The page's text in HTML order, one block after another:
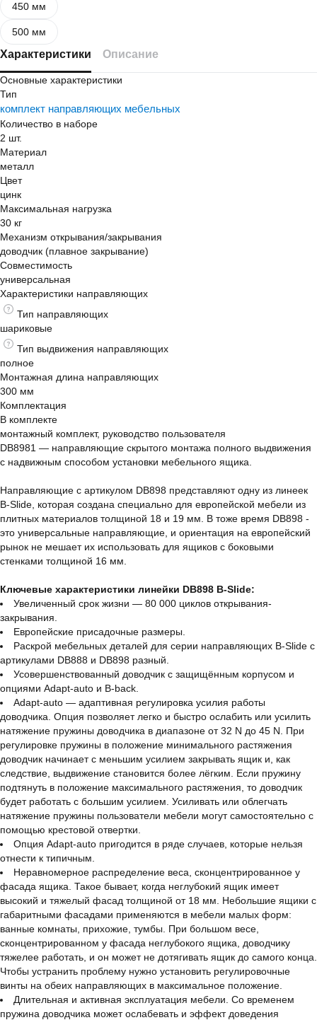
450 мм
500 мм
Характеристики Описание
Основные характеристики
Тип
комплект направляющих мебельных
Количество в наборе
2 шт.
Материал
металл
Цвет
цинк
Максимальная нагрузка
30 кг
Механизм открывания/закрывания
доводчик (плавное закрывание)
Совместимость
универсальная
Характеристики направляющих
Тип направляющих
шариковые
Тип выдвижения направляющих
полное
Монтажная длина направляющих
300 мм
Комплектация
В комплекте
монтажный комплект, руководство пользователя
DB8981 — направляющие скрытого монтажа полного выдвижения
с надвижным способом установки мебельного ящика.
Направляющие с артикулом DB898 представляют одну из линеек
B-Slide, которая создана специально для европейской мебели из
плитных материалов толщиной 18 и 19 мм. В тоже время DB898 -
это универсальные направляющие, и ориентация на европейский
рынок не мешает их использовать для ящиков с боковыми
стенками толщиной 16 мм.
Ключевые характеристики линейки DB898 B-Slide:
Увеличенный срок жизни — 80 000 циклов открывания-
закрывания.
Европейские присадочные размеры.
Раскрой мебельных деталей для серии направляющих B-Slide с
артикулами DB888 и DB898 разный.
Усовершенствованный доводчик с защищённым корпусом и
опциями Adapt-auto и B-back.
Adapt-auto — адаптивная регулировка усилия работы
доводчика. Опция позволяет легко и быстро ослабить или усилить
натяжение пружины доводчика в диапазоне от 32 N до 45 N. При
регулировке пружины в положение минимального растяжения
доводчик начинает с меньшим усилием закрывать ящик и, как
следствие, выдвижение становится более лёгким. Если пружину
подтянуть в положение максимального растяжения, то доводчик
будет работать с большим усилием. Усиливать или облегчать
натяжение пружины пользователи мебели могут самостоятельно с
помощью крестовой отвертки.
Опция Adapt-auto пригодится в ряде случаев, которые нельзя
отнести к типичным.
Неравномерное распределение веса, сконцентрированное у
фасада ящика. Такое бывает, когда неглубокий ящик имеет
высокий и тяжелый фасад толщиной от 18 мм. Небольшие ящики с
габаритными фасадами применяются в мебели малых форм:
ванные комнаты, прихожие, тумбы. При большом весе,
сконцентрированном у фасада неглубокого ящика, доводчику
тяжелее работать, и он может не дотягивать ящик до самого конца.
Чтобы устранить проблему нужно установить регулировочные
винты на обеих направляющих в максимальное положение.
Длительная и активная эксплуатация мебели. Со временем
пружина доводчика может ослабевать и эффект доведения